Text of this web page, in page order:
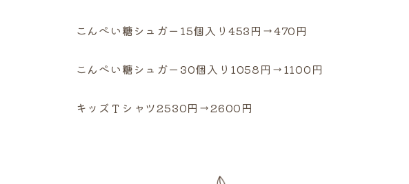
こんぺい糖シュガー15個入り453円→470円
こんぺい糖シュガー30個入り1058円→1100円
キッズＴシャツ2530円→2600円